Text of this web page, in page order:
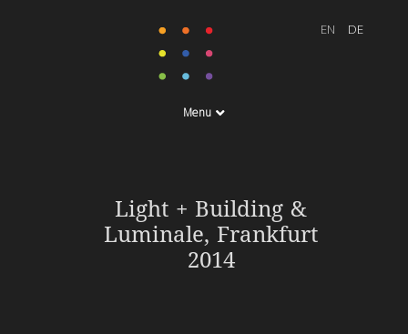
Menu
Light + Building &
Luminale, Frankfurt
2014